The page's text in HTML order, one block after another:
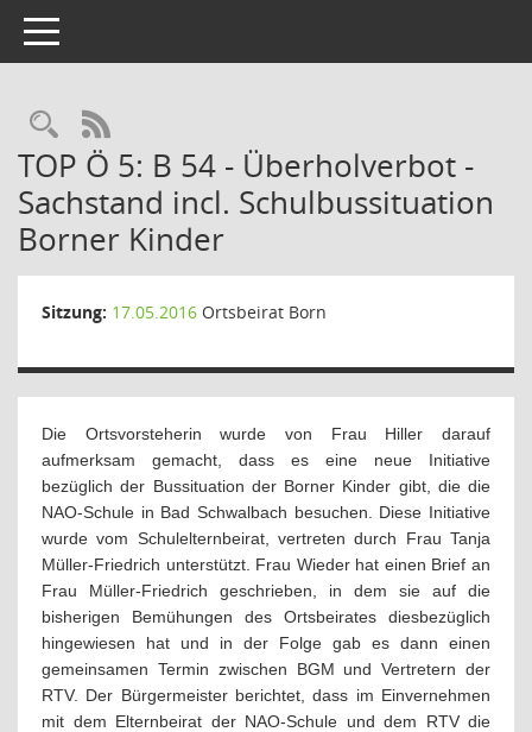
Toggle navigation
Rechercheauswahl
RSS-Feed
TOP Ö 5: B 54 - Überholverbot -
Sachstand incl. Schulbussituation
Borner Kinder
Sitzung: 17.05.2016 Ortsbeirat Born
Die Ortsvorsteherin wurde von Frau Hiller darauf
aufmerksam gemacht, dass es eine neue Initiative
bezüglich der Bussituation der Borner Kinder gibt, die die
NAO-Schule in Bad Schwalbach besuchen. Diese Initiative
wurde vom Schulelternbeirat, vertreten durch Frau Tanja
Müller-Friedrich unterstützt. Frau Wieder hat einen Brief an
Frau Müller-Friedrich geschrieben, in dem sie auf die
bisherigen Bemühungen des Ortsbeirates diesbezüglich
hingewiesen hat und in der Folge gab es dann einen
gemeinsamen Termin zwischen BGM und Vertretern der
RTV. Der Bürgermeister berichtet, dass im Einvernehmen
mit dem Elternbeirat der NAO-Schule und dem RTV die